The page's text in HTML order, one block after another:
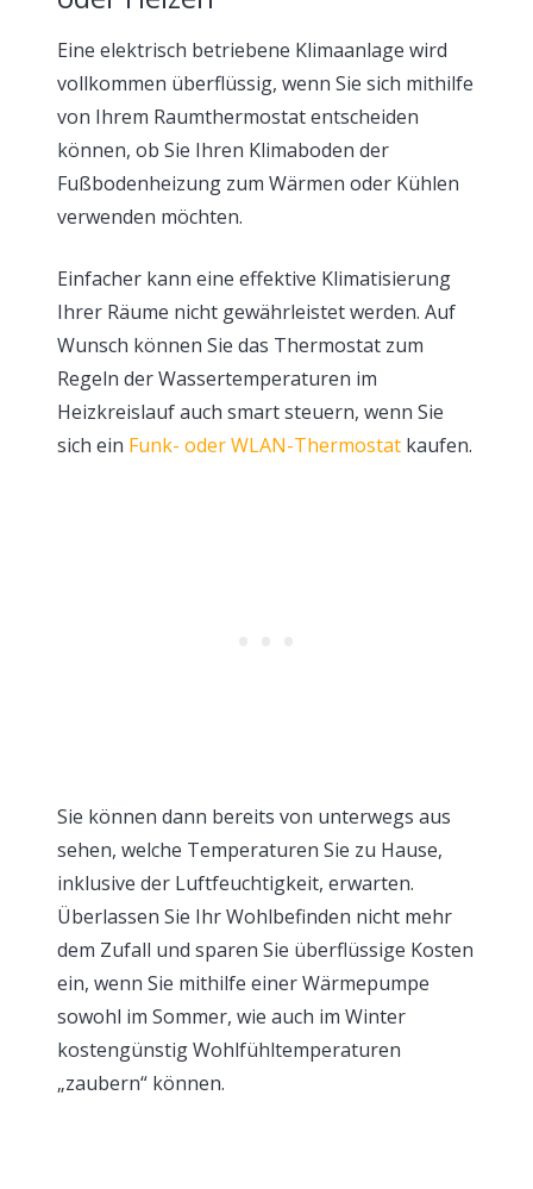
Eine elektrisch betriebene Klimaanlage wird
vollkommen überflüssig, wenn Sie sich mithilfe
von Ihrem Raumthermostat entscheiden
können, ob Sie Ihren Klimaboden der
Fußbodenheizung zum Wärmen oder Kühlen
verwenden möchten.
Einfacher kann eine effektive Klimatisierung
Ihrer Räume nicht gewährleistet werden. Auf
Wunsch können Sie das Thermostat zum
Regeln der Wassertemperaturen im
Heizkreislauf auch smart steuern, wenn Sie
sich ein Funk- oder WLAN-Thermostat kaufen.
Sie können dann bereits von unterwegs aus
sehen, welche Temperaturen Sie zu Hause,
inklusive der Luftfeuchtigkeit, erwarten.
Überlassen Sie Ihr Wohlbefinden nicht mehr
dem Zufall und sparen Sie überflüssige Kosten
ein, wenn Sie mithilfe einer Wärmepumpe
sowohl im Sommer, wie auch im Winter
kostengünstig Wohlfühltemperaturen
„zaubern“ können.